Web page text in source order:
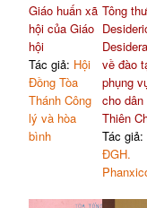
Giáo huấn xã
hội của Giáo
hội
Tác giả: Hội
Đồng Tòa
Thánh Công
lý và hòa
bình
Tông thư
về đào
phụng
cho dân
Thiên
Tác giả:
ĐGH.